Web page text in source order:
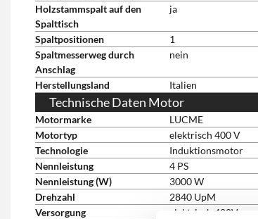
Holzstammspalt auf den
Spalttisch
ja
Spaltpositionen
1
Spaltmesserweg durch
Anschlag
nein
Herstellungsland Italien
Technische Daten Motor
Motormarke
LUCME
Motortyp
elektrisch 400 V
Technologie
Induktionsmotor
Nennleistung
4 PS
Nennleistung (W)
3000 W
Drehzahl
2840 UpM
Versorgung
elektrisch 400V